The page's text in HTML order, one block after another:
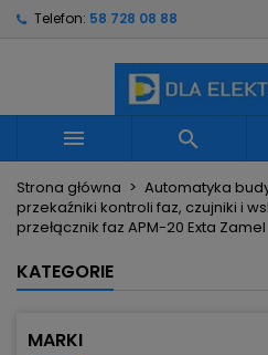
Telefon: 58 728 08 88
 
Strona główna Automatyka
przekaźniki kontroli faz, czujniki i
przełącznik faz APM-20 Exta Zamel
KATEGORIE
MARKI
Utwórz nową listę
Nazwa listy życzeń
Anuluj
Musisz być zalogowany by
swojej liście życzeń.